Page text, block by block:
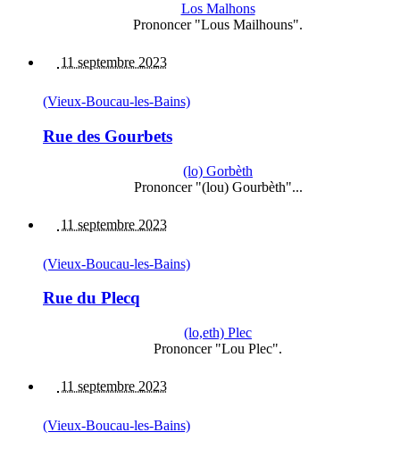
Los Malhons
Prononcer "Lous Mailhouns".
11 septembre 2023
(Vieux-Boucau-les-Bains)
Rue des Gourbets
(lo) Gorbèth
Prononcer "(lou) Gourbèth"...
11 septembre 2023
(Vieux-Boucau-les-Bains)
Rue du Plecq
(lo,eth) Plec
Prononcer "Lou Plec".
11 septembre 2023
(Vieux-Boucau-les-Bains)